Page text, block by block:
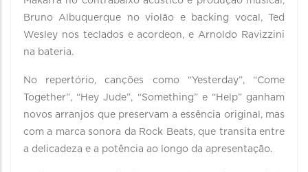
Bruno Albuquerque no violão e backing vocal, Ted
Wesley nos teclados e acordeon, e Arnoldo Ravizzini
na bateria.
No repertório, canções como “Yesterday”, “Come
Together”, “Hey Jude”, “Something” e “Help” ganham
novos arranjos que preservam a essência original, mas
com a marca sonora da Rock Beats, que transita entre
a delicadeza e a potência ao longo da apresentação.